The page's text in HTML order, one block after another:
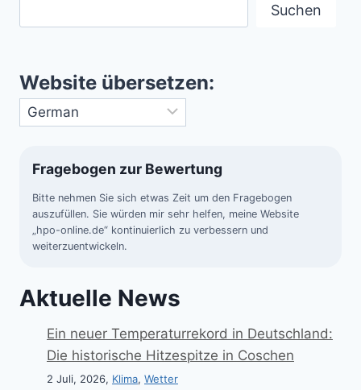
ERDGESCHICHTE
Suchen
Website übersetzen:
Fragebogen zur Bewertung
Bitte nehmen Sie sich etwas Zeit um den Fragebogen
auszufüllen. Sie würden mir sehr helfen, meine Website
„hpo-online.de“ kontinuierlich zu verbessern und
weiterzuentwickeln.
Aktuelle News
Ein neuer Temperaturrekord in Deutschland:
Die historische Hitzespitze in Coschen
2 Juli, 2026, Klima, Wetter